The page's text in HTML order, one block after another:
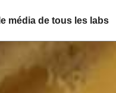
le média de tous les labs